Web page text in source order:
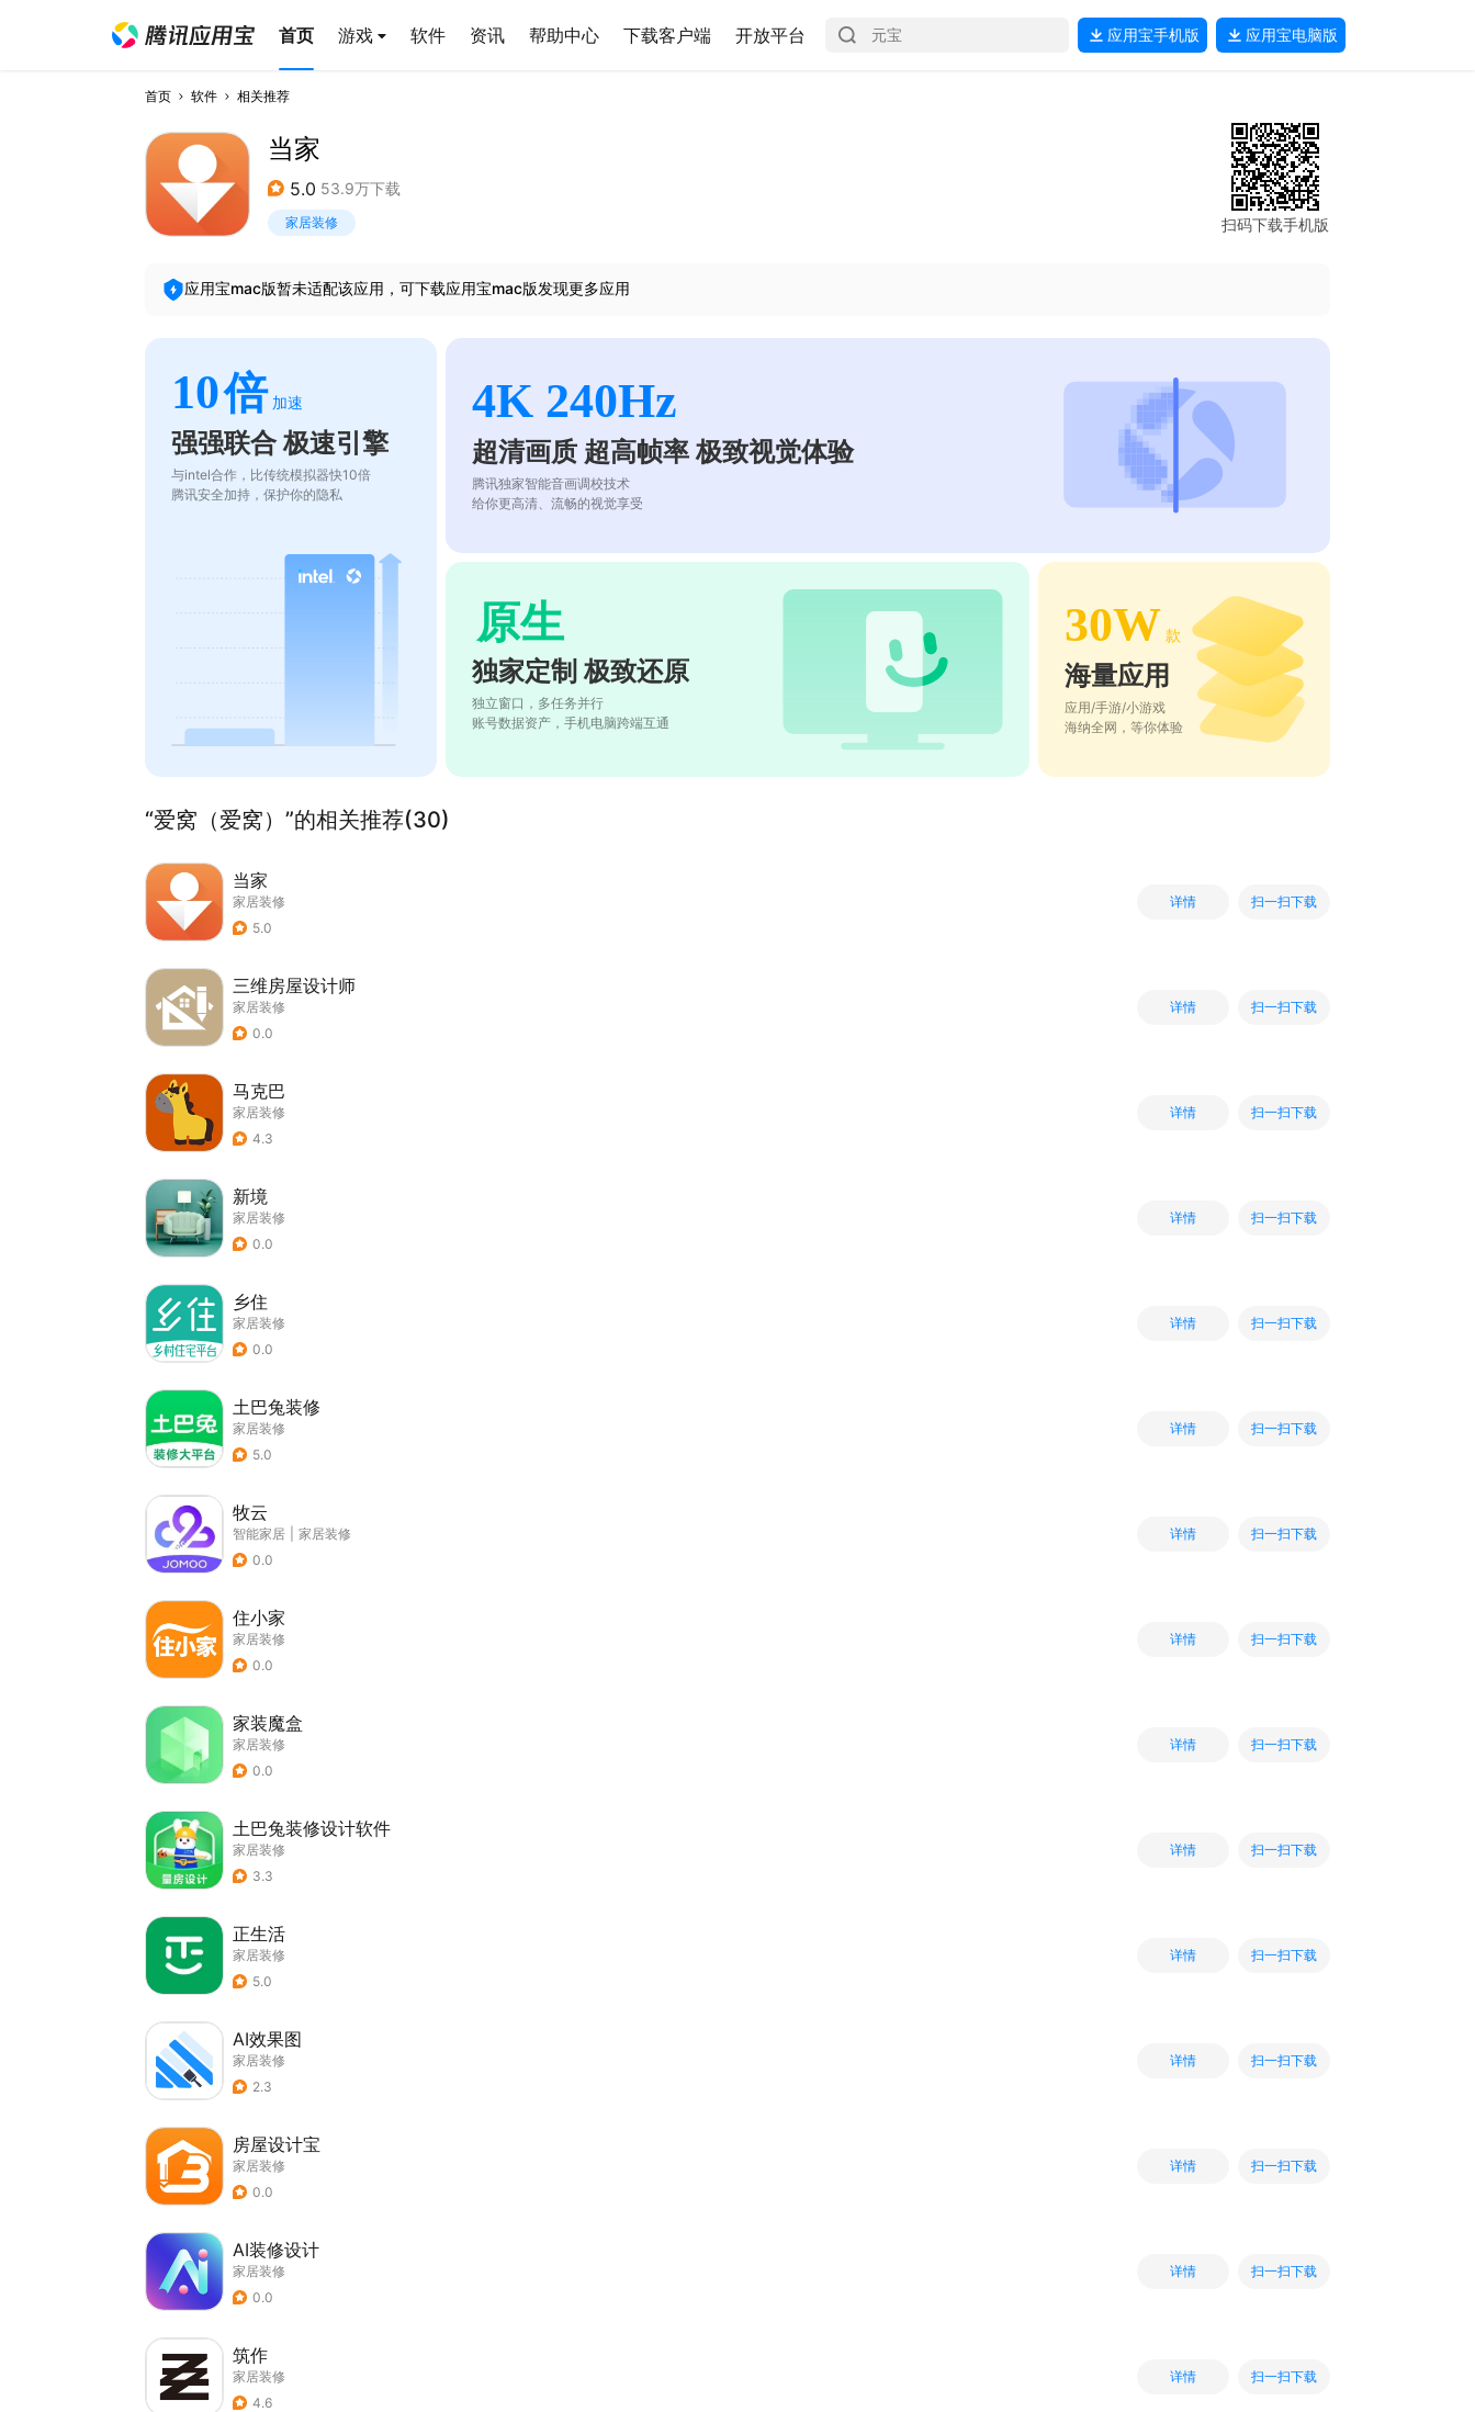
首页 游戏 软件 资讯 帮助中心 下载客户端 开放平台 应用宝手机版 应用宝电脑版
首页 软件 相关推荐
当家
5.0 53.9万下载
家居装修 扫码下载手机版
应用宝mac版暂未适配该应用，可下载应用宝mac版发现更多应用
10倍 加速
强强联合 极速引擎
与intel合作，比传统模拟器快10倍
腾讯安全加持，保护你的隐私
4K 240Hz
超清画质 超高帧率 极致视觉体验
腾讯独家智能音画调校技术
给你更高清、流畅的视觉享受
原生
独家定制 极致还原
独立窗口，多任务并行
账号数据资产，手机电脑跨端互通
30W 款
海量应用
应用/手游/小游戏
海纳全网，等你体验
“爱窝（爱窝）”的相关推荐(30)
当家
家居装修
5.0
详情 扫一扫下载
三维房屋设计师
家居装修
0.0
详情 扫一扫下载
马克巴
家居装修
4.3
详情 扫一扫下载
新境
家居装修
0.0
详情 扫一扫下载
乡住
家居装修
0.0
详情 扫一扫下载
土巴兔装修
家居装修
5.0
详情 扫一扫下载
牧云
智能家居
家居装修
0.0
详情 扫一扫下载
住小家
家居装修
0.0
详情 扫一扫下载
家装魔盒
家居装修
0.0
详情 扫一扫下载
土巴兔装修设计软件
家居装修
3.3
详情 扫一扫下载
正生活
家居装修
5.0
详情 扫一扫下载
AI效果图
家居装修
2.3
详情 扫一扫下载
房屋设计宝
家居装修
0.0
详情 扫一扫下载
AI装修设计
家居装修
0.0
详情 扫一扫下载
筑作
家居装修
4.6
详情 扫一扫下载